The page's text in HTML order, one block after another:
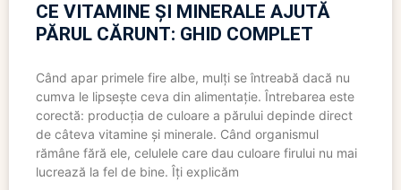
CE VITAMINE ȘI MINERALE AJUTĂ
PĂRUL CĂRUNT: GHID COMPLET
Când apar primele fire albe, mulți se întreabă dacă nu
cumva le lipsește ceva din alimentație. Întrebarea este
corectă: producția de culoare a părului depinde direct
de câteva vitamine și minerale. Când organismul
rămâne fără ele, celulele care dau culoare firului nu mai
lucrează la fel de bine. Îți explicăm